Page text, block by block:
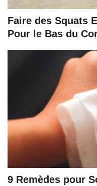
Faire des Squats
Pour le Bas du
9 Remèdes pour